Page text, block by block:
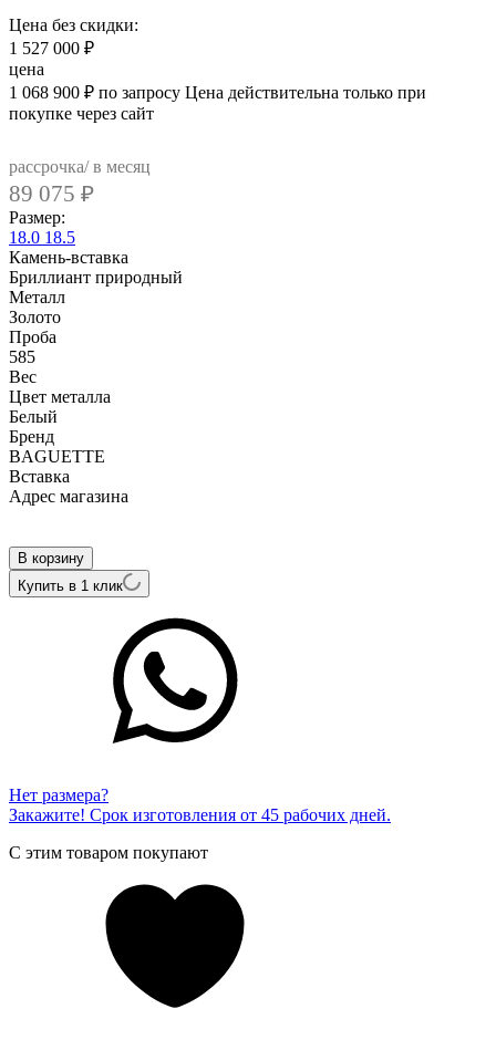
Цена без скидки:
1 527 000 ₽
цена
1 068 900 ₽ по запросу Цена действительна только при
покупке через сайт
рассрочка/ в месяц
89 075 ₽
Размер:
18.0 18.5
Камень-вставка
Бриллиант природный
Металл
Золото
Проба
585
Вес
Цвет металла
Белый
Бренд
BAGUETTE
Вcтавка
Адрес магазина
В корзину
Купить в 1 клик
Нет размера?
Закажите! Срок изготовления от 45 рабочих дней.
С этим товаром покупают